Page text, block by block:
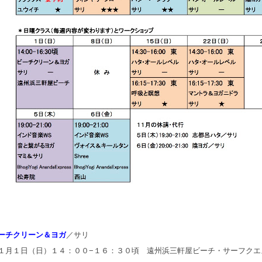
チクリーン＆ヨガ／サリ
月１日（日）１４：００−１６：３０頃 遠州浜三軒屋ビーチ・サーフク